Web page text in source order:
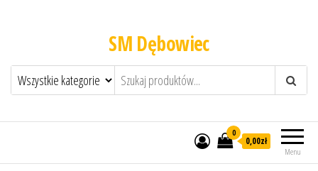
SM Dębowiec
Menu
0
0,00zł